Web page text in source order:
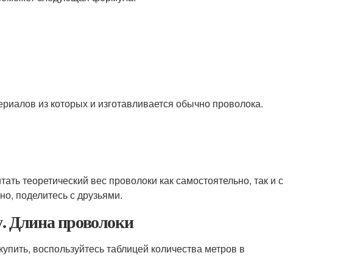
из которых и изготавливается обычно проволока.
теоретический вес проволоки как самостоятельно, так и с
поделитесь с друзьями.
Длина проволоки
воспользуйтесь таблицей количества метров в